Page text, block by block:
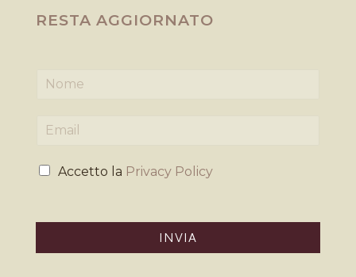
RESTA AGGIORNATO
m
iP
Accetto la Privacy Policy
INVIA